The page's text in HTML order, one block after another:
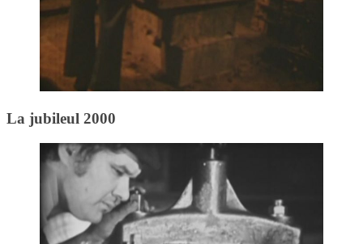
La jubileul 2000